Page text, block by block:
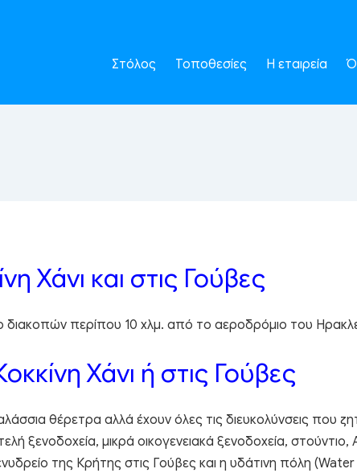
Στόλος Τοποθεσίες Η εταιρεία
Χάνι και στις Γούβες
διακοπών περίπου 10 χλμ. από το αεροδρόμιο του
Χάνι ή στις Γούβες
θέρετρα αλλά έχουν όλες τις διευκολύνσεις που
μικρά οικογενειακά ξενοδοχεία, στούντιο,
της Κρήτης στις Γούβες και η υδάτινη πόλη